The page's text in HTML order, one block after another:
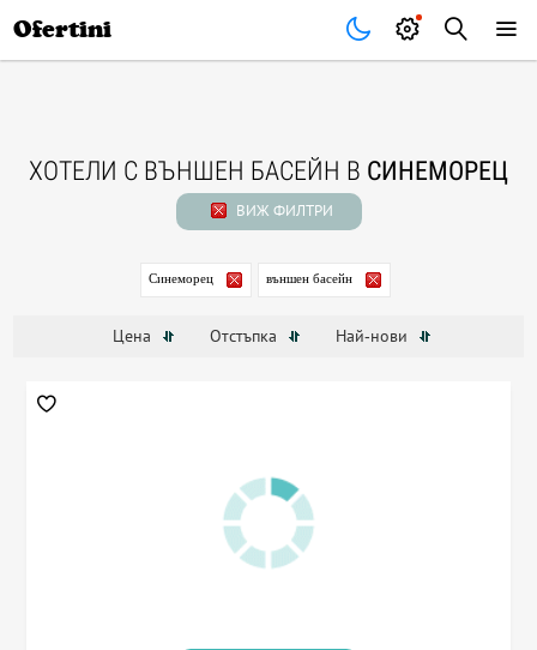
Ofertini
ХОТЕЛИ С ВЪНШЕН БАСЕЙН В СИНЕМОРЕЦ
ВИЖ ФИЛТРИ
Синеморец външен басейн
Цена Отстъпка Най-нови